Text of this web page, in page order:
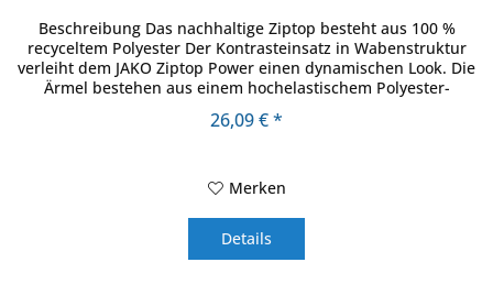
Beschreibung Das nachhaltige Ziptop besteht aus 100 %
recyceltem Polyester Der Kontrasteinsatz in Wabenstruktur
verleiht dem JAKO Ziptop Power einen dynamischen Look. Die
Ärmel bestehen aus einem hochelastischem Polyester-
26,09 € *
Merken
Details